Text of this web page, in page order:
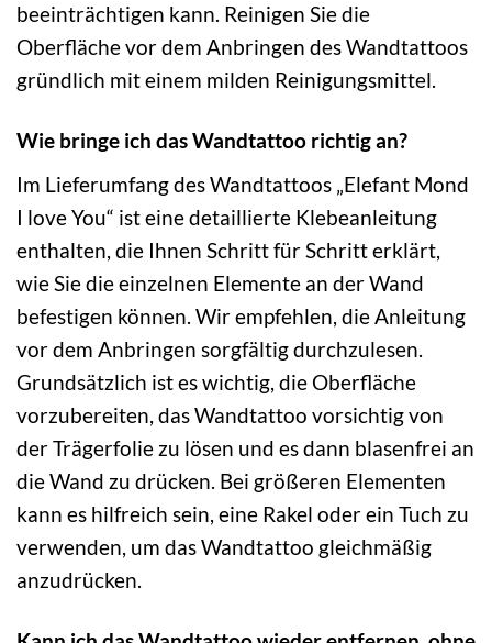
beeinträchtigen kann. Reinigen Sie die
Oberfläche vor dem Anbringen des Wandtattoos
gründlich mit einem milden Reinigungsmittel.
Wie bringe ich das Wandtattoo richtig an?
Im Lieferumfang des Wandtattoos „Elefant Mond
I love You“ ist eine detaillierte Klebeanleitung
enthalten, die Ihnen Schritt für Schritt erklärt,
wie Sie die einzelnen Elemente an der Wand
befestigen können. Wir empfehlen, die Anleitung
vor dem Anbringen sorgfältig durchzulesen.
Grundsätzlich ist es wichtig, die Oberfläche
vorzubereiten, das Wandtattoo vorsichtig von
der Trägerfolie zu lösen und es dann blasenfrei an
die Wand zu drücken. Bei größeren Elementen
kann es hilfreich sein, eine Rakel oder ein Tuch zu
verwenden, um das Wandtattoo gleichmäßig
anzudrücken.